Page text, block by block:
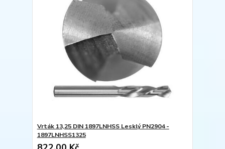
Vrták 13,25 DIN 1897LNHSS Lesklý PN2904 -
1897LNHSS1325